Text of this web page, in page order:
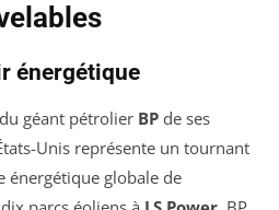
énergétique
géant pétrolier BP de ses
Unis représente un tournant
énergétique globale de